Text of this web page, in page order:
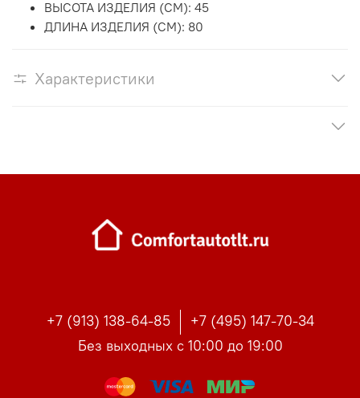
ВЫСОТА ИЗДЕЛИЯ (СМ): 45
ДЛИНА ИЗДЕЛИЯ (СМ): 80
Характеристики
+7 (913) 138-64-85
+7 (495) 147-70-34
Без выходных с 10:00 до 19:00